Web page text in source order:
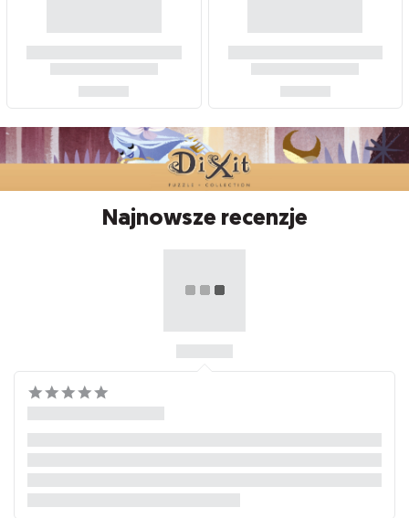
Najnowsze recenzje